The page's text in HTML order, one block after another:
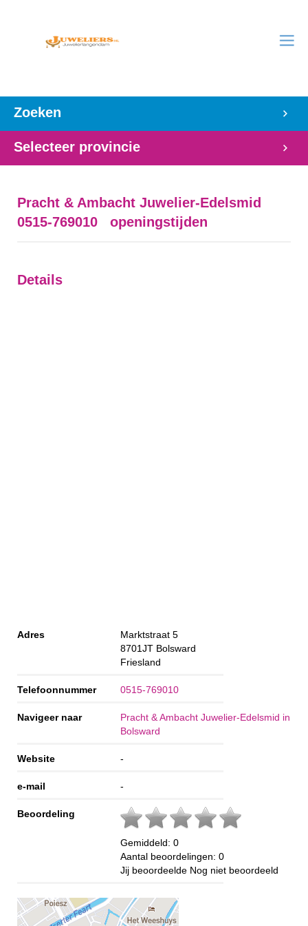
Zoeken
Selecteer provincie
Pracht & Ambacht Juwelier-Edelsmid
0515-769010 openingstijden
Details
Adres
Marktstraat 5
8701JT Bolsward
Friesland
Telefoonnummer 0515-769010
Navigeer naar
Pracht & Ambacht Juwelier-Edelsmid in
Bolsward
Website -
e-mail -
Beoordeling
Gemiddeld: 0
Aantal beoordelingen: 0
Jij beoordeelde Nog niet beoordeeld